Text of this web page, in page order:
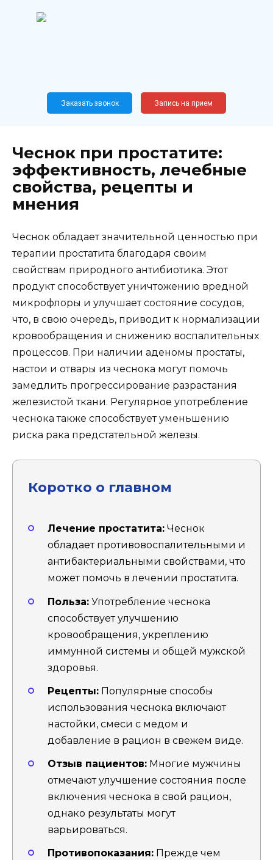
Новослободская, 62, к12
Заказать звонок Запись на прием
Чеснок при простатите:
эффективность, лечебные
свойства, рецепты и
мнения
Чеснок обладает значительной ценностью при
терапии простатита благодаря своим
свойствам природного антибиотика. Этот
продукт способствует уничтожению вредной
микрофлоры и улучшает состояние сосудов,
что, в свою очередь, приводит к нормализации
кровообращения и снижению воспалительных
процессов. При наличии аденомы простаты,
настои и отвары из чеснока могут помочь
замедлить прогрессирование разрастания
железистой ткани. Регулярное употребление
чеснока также способствует уменьшению
риска рака предстательной железы.
Коротко о главном
Лечение простатита: Чеснок
обладает противовоспалительными и
антибактериальными свойствами, что
может помочь в лечении простатита.
Польза: Употребление чеснока
способствует улучшению
кровообращения, укреплению
иммунной системы и общей мужской
здоровья.
Рецепты: Популярные способы
использования чеснока включают
настойки, смеси с медом и
добавление в рацион в свежем виде.
Отзыв пациентов: Многие мужчины
отмечают улучшение состояния после
включения чеснока в свой рацион,
однако результаты могут
варьироваться.
Противопоказания: Прежде чем